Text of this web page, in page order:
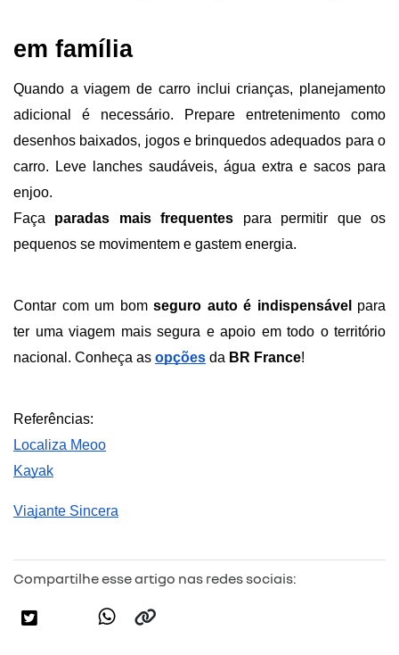
em família
Quando a viagem de carro inclui crianças, planejamento
adicional é necessário. Prepare entretenimento como
desenhos baixados, jogos e brinquedos adequados para o
carro. Leve lanches saudáveis, água extra e sacos para
enjoo.
Faça paradas mais frequentes para permitir que os
pequenos se movimentem e gastem energia.
Contar com um bom seguro auto é indispensável
para
ter uma viagem mais segura e apoio em todo o território
nacional. Conheça as opções da BR France!
Referências:
Localiza Meoo
Kayak
Viajante Sincera
Compartilhe esse artigo nas redes sociais: